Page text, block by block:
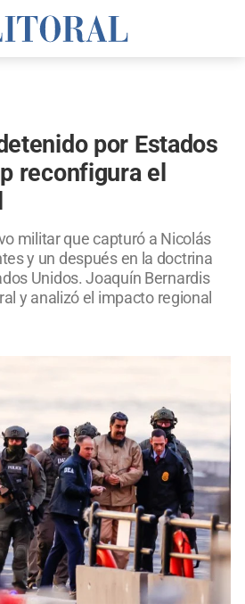
por Estados
reconfigura el
militar que capturó a Nicolás
y un después en la doctrina
Unidos. Joaquín Bernardis
y analizó el impacto regional